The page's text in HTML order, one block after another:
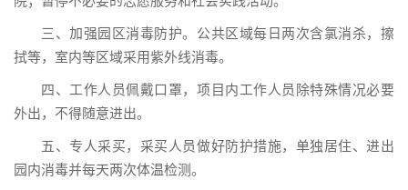
三、加强园区消毒防护。公共区域每日两次含氯消杀，擦
拭等，室内等区域采用紫外线消毒。
四、工作人员佩戴口罩，项目内工作人员除特殊情况必要
外出，不得随意进出。
五、专人采买，采买人员做好防护措施，单独居住、进出
园内消毒并每天两次体温检测。